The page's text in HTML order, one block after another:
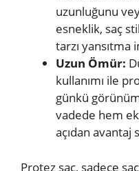
uzunluğunu
esneklik, saç
tarzı yansıtma
Uzun Ömür:
kullanımı ile
günkü
vadede hem
açıdan avantaj
Protez saç, sadece